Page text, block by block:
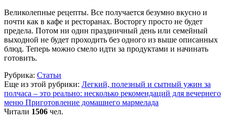
Великолепные рецепты. Все получается безумно вкусно и
почти как в кафе и ресторанах. Восторгу просто не будет
предела. Потом ни один праздничный день или семейный
выходной не будет проходить без одного из выше описанных
блюд. Теперь можно смело идти за продуктами и начинать
готовить.
Рубрика: Статьи
Еще из этой рубрики: Легкий, полезный и сытный ужин за
полчаса – это реально: несколько рекомендаций для вечернего
меню Приготовление домашнего мармелада
Читали 1506 чел.